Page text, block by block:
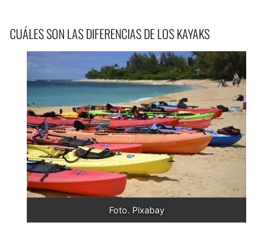
CUÁLES SON LAS DIFERENCIAS DE LOS KAYAKS
Foto. Pixabay